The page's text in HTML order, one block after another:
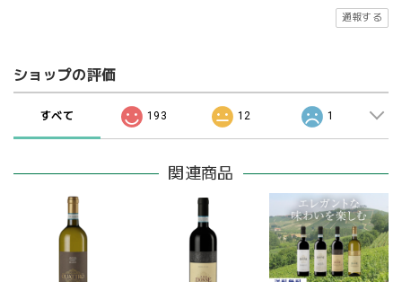
通報する
ショップの評価
すべて 193 12 1
関連商品